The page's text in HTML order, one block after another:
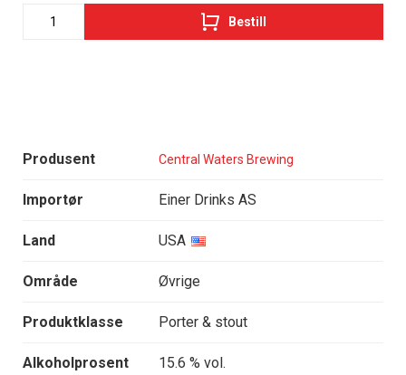
Produsent Central Waters Brewing
Importør Einer Drinks AS
Land USA
Område Øvrige
Produktklasse Porter & stout
Alkoholprosent 15.6 % vol.
Bestill